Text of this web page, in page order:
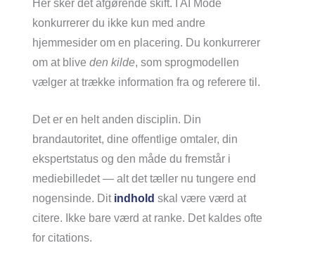
Her sker det afgørende skift. I AI Mode
konkurrerer du ikke kun med andre
hjemmesider om en placering. Du konkurrerer
om at blive den kilde, som sprogmodellen
vælger at trække information fra og referere til.
Det er en helt anden disciplin. Din
brandautoritet, dine offentlige omtaler, din
ekspertstatus og den måde du fremstår i
mediebilledet — alt det tæller nu tungere end
nogensinde. Dit indhold skal være værd at
citere. Ikke bare værd at ranke. Det kaldes ofte
for citations.